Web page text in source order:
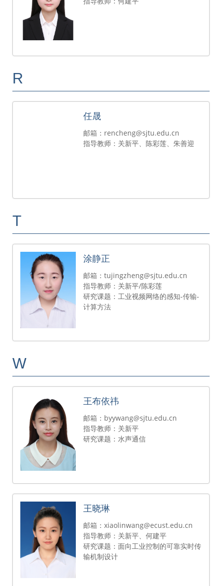
R
任晟
邮箱：rencheng@sjtu.edu.cn
指导教师：关新平、陈彩莲、朱善迎
T
涂静正
邮箱：tujingzheng@sjtu.edu.cn
指导教师：关新平/陈彩莲
研究课题：工业视频网络的感知-传输-
计算方法
W
王布依祎
邮箱：byywang@sjtu.edu.cn
指导教师：关新平
研究课题：水声通信
王晓琳
邮箱：xiaolinwang@ecust.edu.cn
指导教师：关新平、何建平
研究课题：面向工业控制的可靠实时传
输机制设计